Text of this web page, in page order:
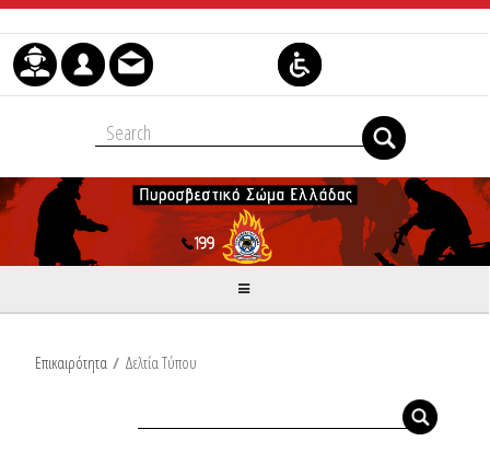
Μετάβαση στο περιεχόμενο
Επικαιρότητα / Δελτία Τύπου